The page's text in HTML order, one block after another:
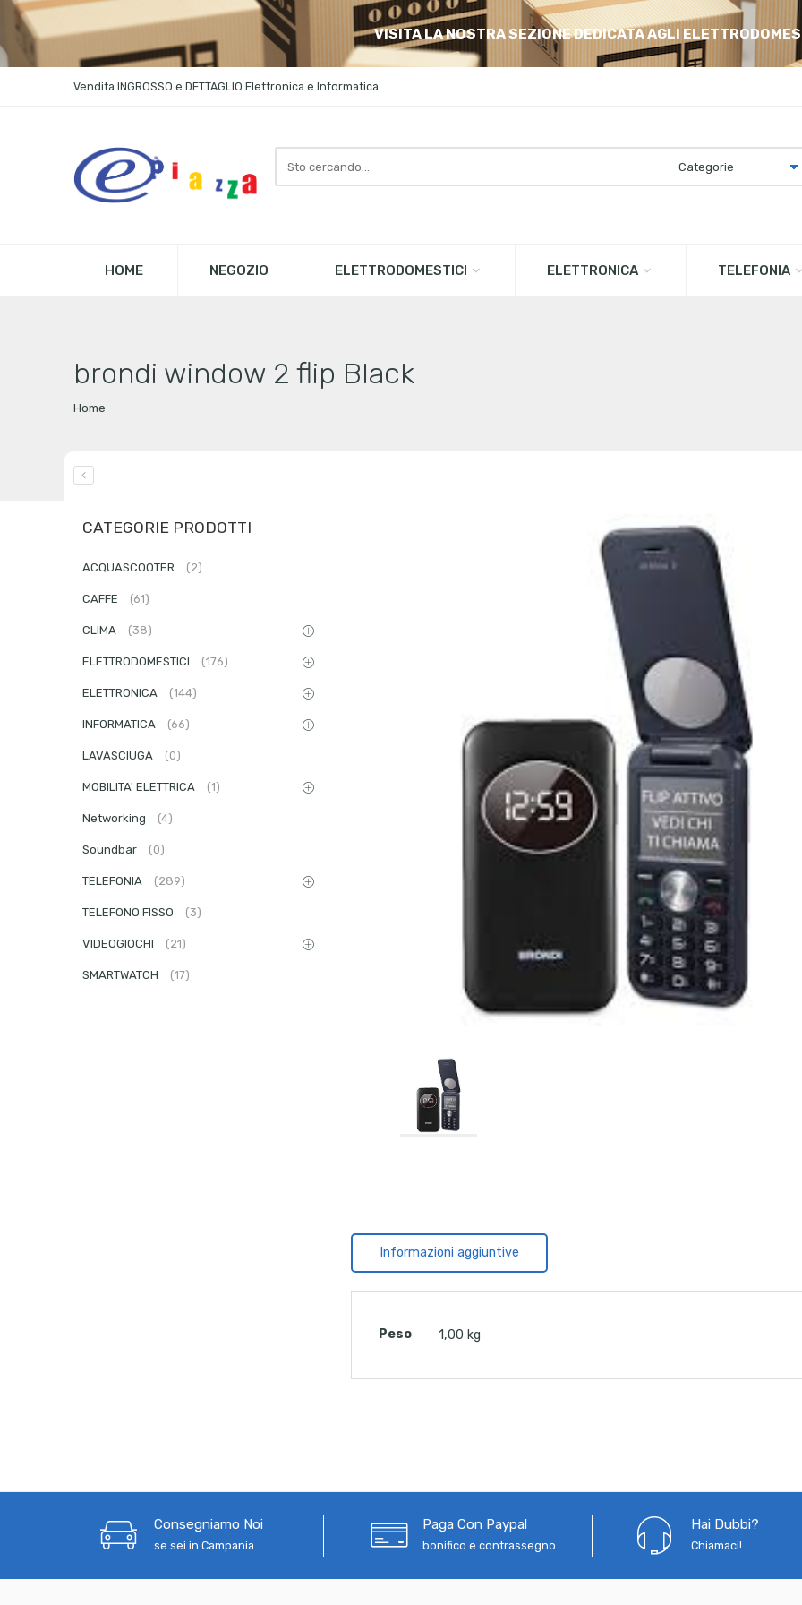
VISITA LA NOSTRA SEZIONE DEDICATA AGLI
Vendita INGROSSO e DETTAGLIO Elettronica e Informatica
here
HOME NEGOZIO ELETTRODOMESTICI ELETTRONICA TELEFONIA
brondi window 2 flip Black
Home
Informazioni aggiuntive
Peso 1,00 kg
CATEGORIE PRODOTTI
ACQUASCOOTER (2)
CAFFE (61)
CLIMA (38)
ELETTRODOMESTICI (176)
ELETTRONICA (144)
INFORMATICA (66)
LAVASCIUGA (0)
MOBILITA' ELETTRICA (1)
Networking (4)
Soundbar (0)
TELEFONIA (289)
TELEFONO FISSO (3)
VIDEOGIOCHI (21)
SMARTWATCH (17)
Consegniamo Noi
se sei in Campania
Paga Con Paypal
bonifico e contrassegno
Hai Dubbi?
Chiamaci!